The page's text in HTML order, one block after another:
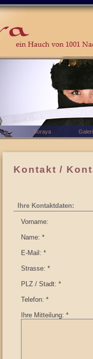
Kontakt /
Ihre Kontaktdaten:
Vorname:
Name: *
E-Mail: *
Strasse: *
PLZ / Stadt: *
Telefon: *
Ihre Mitteilung: *
Soraya